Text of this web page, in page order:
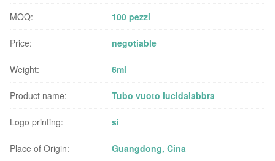
MOQ: 100 pezzi
Price: negotiable
Weight: 6ml
Product name: Tubo vuoto lucidalabbra
Logo printing: sì
Place of Origin: Guangdong, Cina